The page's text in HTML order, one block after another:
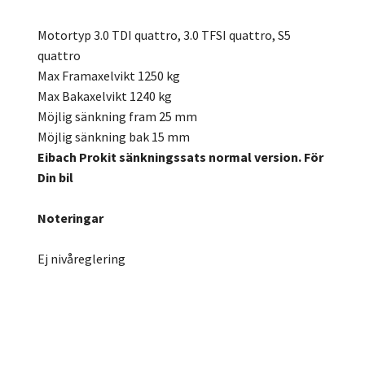
Motortyp 3.0 TDI quattro, 3.0 TFSI quattro, S5
quattro
Max Framaxelvikt 1250 kg
Max Bakaxelvikt 1240 kg
Möjlig sänkning fram 25 mm
Möjlig sänkning bak 15 mm
Eibach Prokit sänkningssats normal version. För
Din bil
Noteringar
Ej nivåreglering